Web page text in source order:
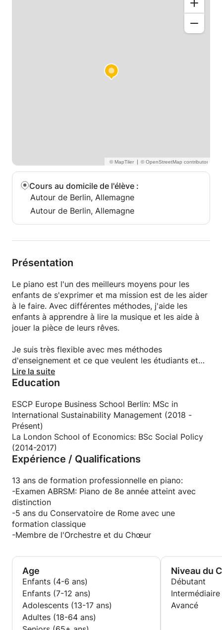
|
Cours au domicile de l'élève :
Autour de Berlin, Allemagne
Autour de Berlin, Allemagne
Présentation
Le piano est l'un des meilleurs moyens pour les
enfants de s'exprimer et ma mission est de les aider
à le faire. Avec différentes méthodes, j'aide les
enfants à apprendre à lire la musique et les aide à
jouer la pièce de leurs rêves.
Je suis très flexible avec mes méthodes
d'enseignement et ce que veulent les étudiants et
les parents. Je m'adapte au niveau des enfants et je
conçois mes cours en conséquence.
N'hésitez pas à me contacter pour toutes questions
que vous pourriez avoir!
Lire la suite
Education
ESCP Europe Business School Berlin: MSc in
International Sustainability Management (2018 -
Présent)
La London School of Economics: BSc Social Policy
(2014-2017)
Expérience / Qualifications
13 ans de formation professionnelle en piano:
-Examen ABRSM: Piano de 8e année atteint avec
distinction
-5 ans du Conservatoire de Rome avec une
formation classique
-Membre de l'Orchestre et du Chœur
Age
Enfants (4-6 ans)
Enfants (7-12 ans)
Adolescents (13-17 ans)
Adultes (18-64 ans)
Niveau du
Débutant
Intermédiaire
Avancé